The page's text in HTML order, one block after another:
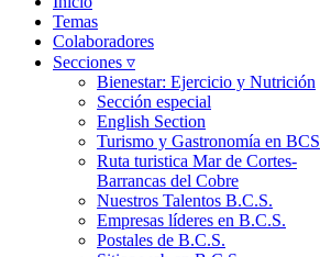
Temas
Colaboradores
Secciones ▿
Bienestar: Ejercicio y Nutrición
Sección especial
English Section
Turismo y Gastronomía en BCS
Ruta turistica Mar de Cortes-
Barrancas del Cobre
Nuestros Talentos B.C.S.
Empresas líderes en B.C.S.
Postales de B.C.S.